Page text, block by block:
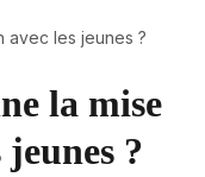
avec les jeunes ?
la mise
?